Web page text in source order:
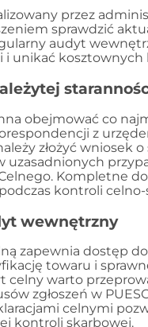
przez
sprawdzić
audyt
i unikać kosztownych
obejmować co
z
złożyć wniosek
uzasadnionych
Kompletne
kontroli celno-
wewnętrzny
zapewnia dostęp
towaru i
warto
zgłoszeń w
celnymi
kontroli skarbowej.